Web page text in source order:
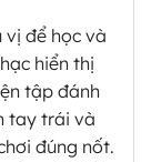
vị để học và
hiển thị
tập đánh
tay trái và
đúng nốt.